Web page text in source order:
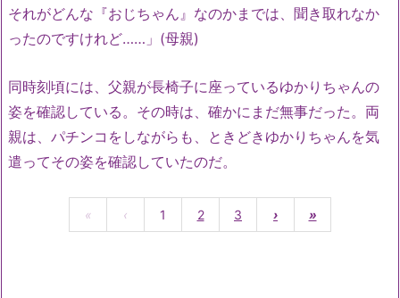
それがどんな『おじちゃん』なのかまでは、聞き取れなか
ったのですけれど……」(母親)
同時刻頃には、父親が長椅子に座っているゆかりちゃんの
姿を確認している。その時は、確かにまだ無事だった。両
親は、パチンコをしながらも、ときどきゆかりちゃんを気
遣ってその姿を確認していたのだ。
« ‹ 1 2 3 › »